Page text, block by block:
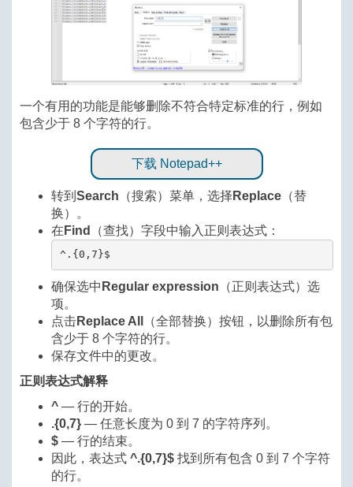
一个有用的功能是能够删除不符合特定标准的行，例如
包含少于 8 个字符的行。
下载 Notepad++
转到 Search （搜索）菜单，选择 Replace （替
换）。
在 Find （查找）字段中输入正则表达式：
^.{0,7}$
确保选中 Regular expression （正则表达式）选
项。
点击Replace All
（全部替换）按钮，以删除所有包
含少于 8 个字符的行。
保存文件中的更改。
正则表达式解释
^ — 行的开始。
.{0,7} — 任意长度为 0 到 7 的字符序列。
$ — 行的结束。
因此，表达式 ^.{0,7}$ 找到所有包含 0 到 7 个字符
的行。